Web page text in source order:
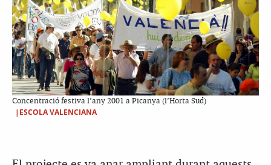
Concentració festiva l’any 2001 a Picanya (l’Horta Sud)
|ESCOLA VALENCIANA